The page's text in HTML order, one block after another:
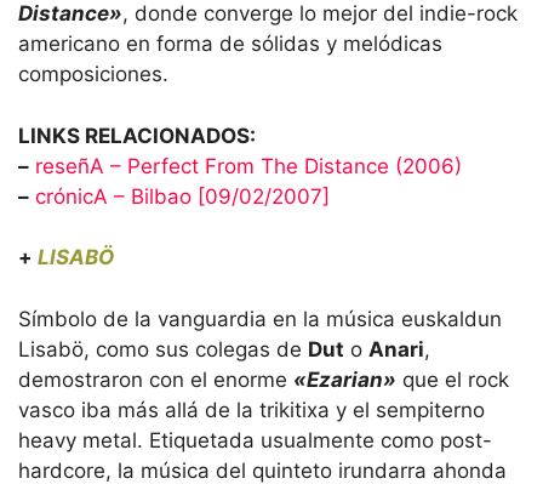
Distance», donde converge lo mejor del indie-rock
americano en forma de sólidas y melódicas
composiciones.
LINKS RELACIONADOS:
– reseñA – Perfect From The Distance (2006)
– crónicA – Bilbao [09/02/2007]
+ LISABÖ
Símbolo de la vanguardia en la música euskaldun
Lisabö, como sus colegas de Dut o Anari,
demostraron con el enorme «Ezarian» que el rock
vasco iba más allá de la trikitixa y el sempiterno
heavy metal. Etiquetada usualmente como post-
hardcore, la música del quinteto irundarra ahonda